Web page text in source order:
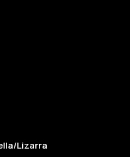
Lizarra